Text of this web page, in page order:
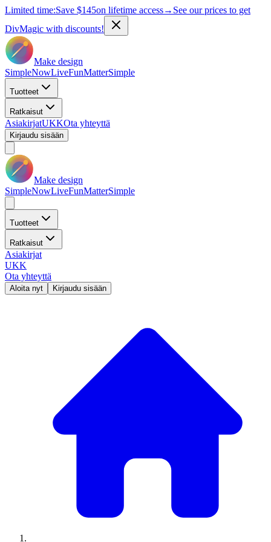
Limited time:Save $145on lifetime access→ See our prices to get
DivMagic with discounts!
Make design
SimpleNowLiveFunMatterSimple
Tuotteet
Ratkaisut
AsiakirjatUKKOta yhteyttä
Kirjaudu sisään
Make design
SimpleNowLiveFunMatterSimple
Tuotteet
Ratkaisut
Asiakirjat
UKK
Ota yhteyttä
Aloita nyt Kirjaudu sisään